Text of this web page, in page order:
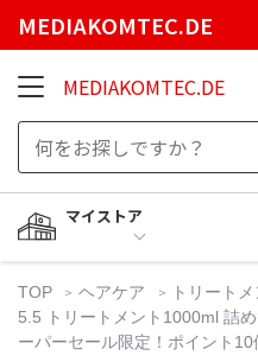
MEDIAKOMTEC.DE
MEDIAKOMTEC.DE
マイストア
TOP ヘアケア トリートメ
5.5 トリートメント1000ml 詰
ーパーセール限定！ポイント